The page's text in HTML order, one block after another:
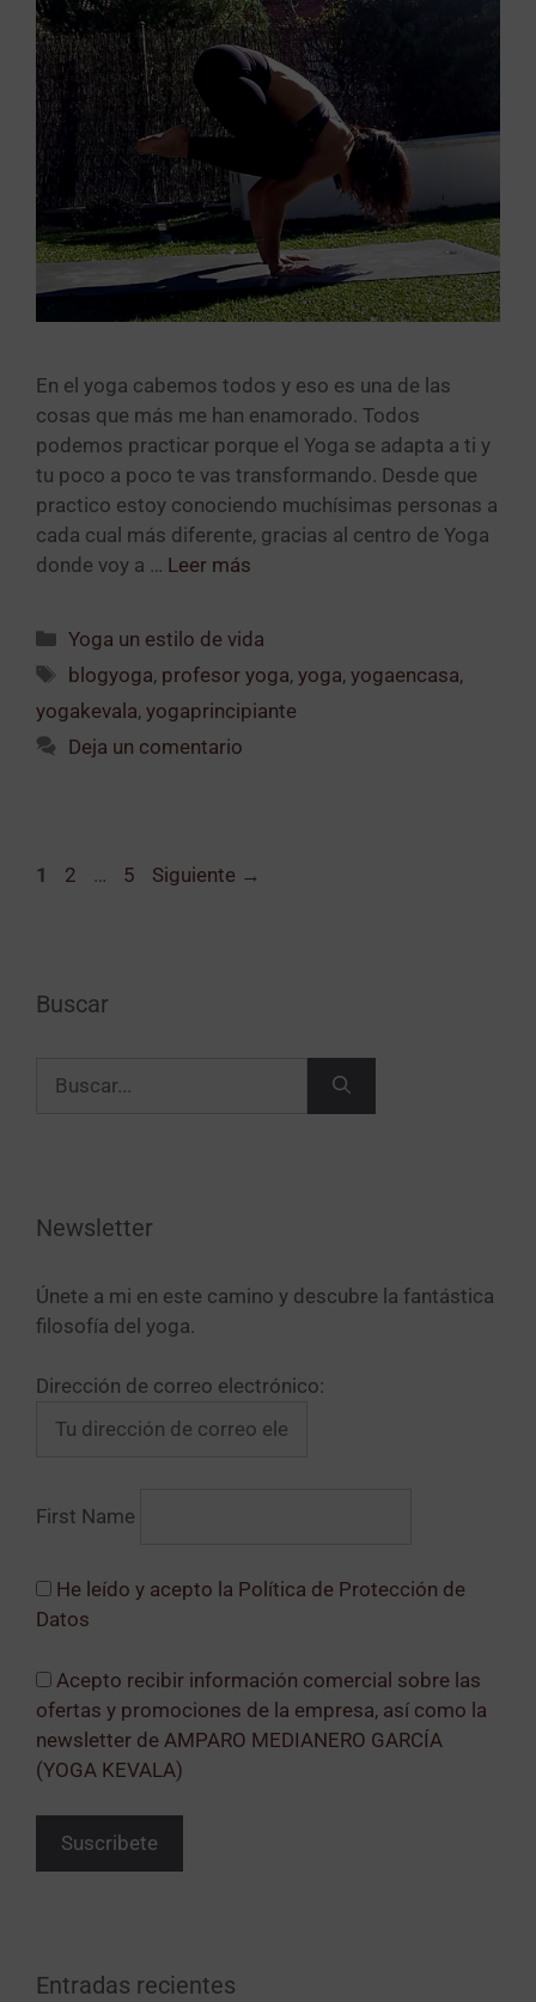
En el yoga cabemos todos y eso es una de las
cosas que más me han enamorado. Todos
podemos practicar porque el Yoga se adapta a ti y
tu poco a poco te vas transformando. Desde que
practico estoy conociendo muchísimas personas a
cada cual más diferente, gracias al centro de Yoga
donde voy a … Leer más
Yoga un estilo de vida
blogyoga, profesor yoga,yoga,yogaencasa,
yogakevala, yogaprincipiante
Deja un comentario
1 2 … 5 Siguiente →
Buscar
Newsletter
Únete a mi en este camino y descubre la fantástica
filosofía del yoga.
Dirección de correo electrónico:
First Name
He leído y acepto la Política de Protección de
Datos
Acepto recibir información comercial sobre las
ofertas y promociones de la empresa, así como la
newsletter de AMPARO MEDIANERO GARCÍA
(YOGA KEVALA)
Entradas recientes